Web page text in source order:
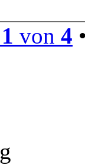
1 von 4